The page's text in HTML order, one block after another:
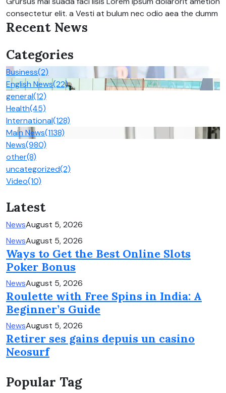
consectetur elit. a Vesti at bulum nec odio aea the dumm
Recent News
Categories
Business(2)
English News(22)
general(12)
Health(45)
International(128)
Main News(1138)
News(980)
other(8)
uncategorized(2)
Video(10)
Latest
NewsAugust 5, 2026
NewsAugust 5, 2026
Ways to Get the Best Online Slots
Poker Bonus
NewsAugust 5, 2026
Roulette with Free Spins in India: A
Beginner’s Guide
NewsAugust 5, 2026
Retirer ses gains depuis un casino
Neosurf
Popular Tag